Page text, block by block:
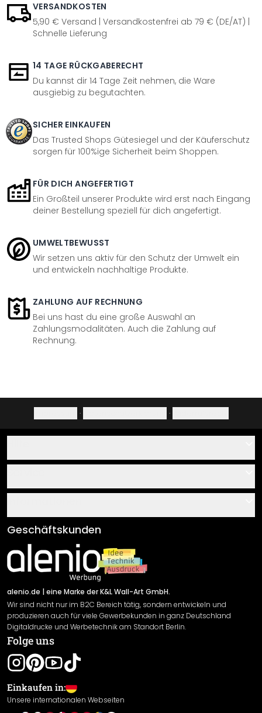
VERSANDKOSTEN
5,90 € Versand | Versandkostenfrei ab 79 € (DE/AT) |
Schnelle Lieferung
14 TAGE RÜCKGABERECHT
Du kannst dir 14 Tage Zeit nehmen, die Ware
ausgiebig zu begutachten.
SICHER EINKAUFEN
Das Trusted Shops Gütesiegel und der Käuferschutz
sorgen für 100%ige Sicherheit beim Shoppen.
FÜR DICH ANGEFERTIGT
Ein Großteil unserer Produkte wird erst nach Eingang
deiner Bestellung speziell für dich angefertigt.
UMWELTBEWUSST
Wir setzen uns aktiv für den Schutz der Umwelt ein
und entwickeln nachhaltige Produkte.
ZAHLUNG AUF RECHNUNG
Bei uns hast du eine große Auswahl an
Zahlungsmodalitäten. Auch die Zahlung auf
Rechnung.
· ·
Über uns
Klebe- und Montageanleitungen
Newsletter An-/Abmeldung
Sendungsverfolgung
AGB
Impressum
Versand & Zahlung
Rücksendung
Widerrufsrecht
Datenschutzerklärung
Gewährleistung
Leistungserklärung / CE-Zeichen
Cookie Einstellungen
Geschäftskunden
alenio.de | eine Marke der K&L Wall-Art GmbH.
Wir sind nicht nur im B2C Bereich tätig, sondern entwickeln und
produzieren auch für viele Gewerbekunden in ganz Deutschland
Digitaldrucke und Werbetechnik am Standort Berlin.
Folge uns
Einkaufen in:
Unsere internationalen Webseiten